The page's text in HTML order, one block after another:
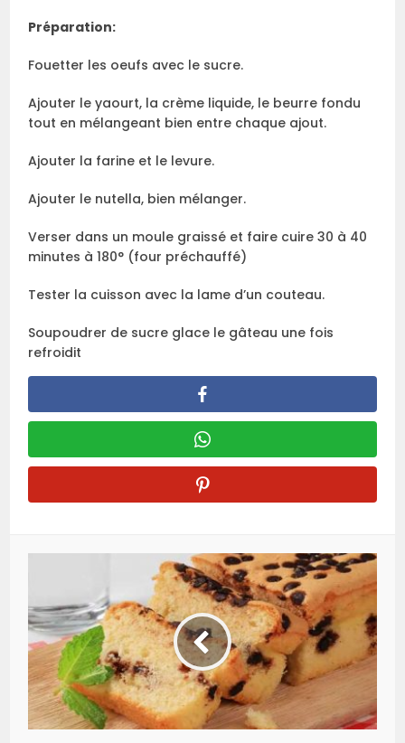
Préparation:
Fouetter les oeufs avec le sucre.
Ajouter le yaourt, la crème liquide, le beurre fondu
tout en mélangeant bien entre chaque ajout.
Ajouter la farine et le levure.
Ajouter le nutella, bien mélanger.
Verser dans un moule graissé et faire cuire 30 à 40
minutes à 180° (four préchauffé)
Tester la cuisson avec la lame d’un couteau.
Soupoudrer de sucre glace le gâteau une fois
refroidit